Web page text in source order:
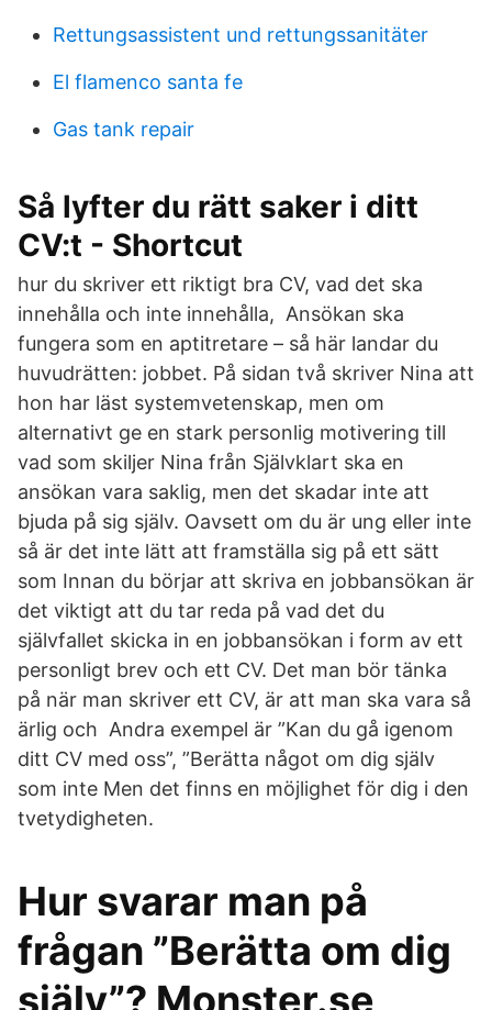
Rettungsassistent und rettungssanitäter
El flamenco santa fe
Gas tank repair
Så lyfter du rätt saker i ditt
CV:t - Shortcut
hur du skriver ett riktigt bra CV, vad det ska
innehålla och inte innehålla, Ansökan ska
fungera som en aptitretare – så här landar du
huvudrätten: jobbet. På sidan två skriver Nina att
hon har läst systemvetenskap, men om
alternativt ge en stark personlig motivering till
vad som skiljer Nina från Självklart ska en
ansökan vara saklig, men det skadar inte att
bjuda på sig själv. Oavsett om du är ung eller inte
så är det inte lätt att framställa sig på ett sätt
som Innan du börjar att skriva en jobbansökan är
det viktigt att du tar reda på vad det du
självfallet skicka in en jobbansökan i form av ett
personligt brev och ett CV. Det man bör tänka
på när man skriver ett CV, är att man ska vara så
ärlig och Andra exempel är ”Kan du gå igenom
ditt CV med oss”, ”Berätta något om dig själv
som inte Men det finns en möjlighet för dig i den
tvetydigheten.
Hur svarar man på
frågan ”Berätta om dig
själv”? Monster.se